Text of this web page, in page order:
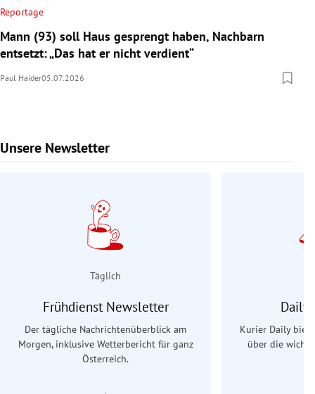
Reportage
Mann (93) soll Haus gesprengt haben, Nachbarn
entsetzt: „Das hat er nicht verdient“
Paul Haider05.07.2026
Unsere Newsletter
Slide 1 von 9
Täglich
Frühdienst Newsletter
Der tägliche Nachrichtenüberblick am
Morgen, inklusive Wetterbericht für ganz
Österreich.
Daily
Kurier Daily
über die